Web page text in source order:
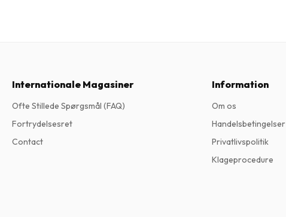
Internationale Magasiner
Ofte Stillede Spørgsmål (FAQ)
Fortrydelsesret
Contact
Information
Om os
Handelsbetingelser
Privatlivspolitik
Klageprocedure